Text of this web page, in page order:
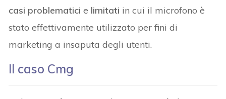
casi problematicie limitati in cui il microfono è
stato effettivamente utilizzato per fini di
marketing a insaputa degli utenti.
Il caso Cmg